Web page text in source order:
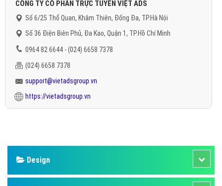
CÔNG TY CỔ PHẦN TRỰC TUYẾN VIỆT ADS
Số 6/25 Thổ Quan, Khâm Thiên, Đống Đa, TP.Hà Nội
Số 36 Điện Biên Phủ, Đa Kao, Quận 1, TP.Hồ Chí Minh
0964 82 6644 - (024) 6658 7378
(024) 6658 7378
support@vietadsgroup.vn
https://vietadsgroup.vn